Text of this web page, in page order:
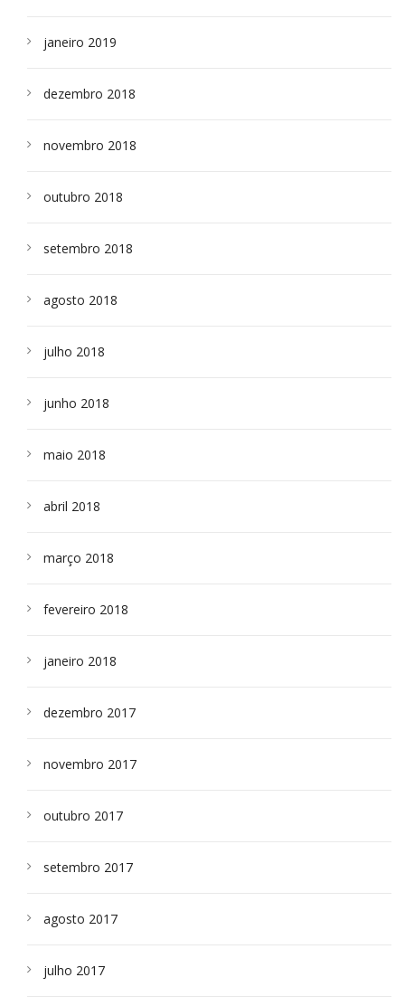
janeiro 2019
dezembro 2018
novembro 2018
outubro 2018
setembro 2018
agosto 2018
julho 2018
junho 2018
maio 2018
abril 2018
março 2018
fevereiro 2018
janeiro 2018
dezembro 2017
novembro 2017
outubro 2017
setembro 2017
agosto 2017
julho 2017